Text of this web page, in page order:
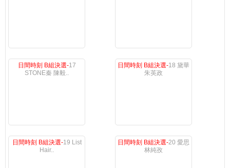
日間時刻 B組決選-17
STONE秦 陳毅..
日間時刻 B組決選-18 黛華
朱英政
日間時刻 B組決選-19 List
Hair..
日間時刻 B組決選-20 愛思
林純孜